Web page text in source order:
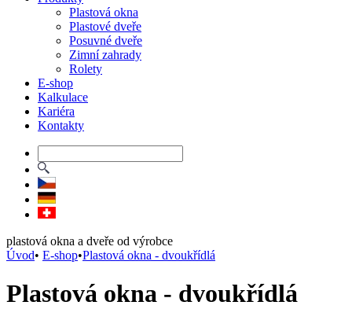
Plastová okna
Plastové dveře
Posuvné dveře
Zimní zahrady
Rolety
E-shop
Kalkulace
Kariéra
Kontakty
plastová okna a dveře od výrobce
Úvod• E-shop•Plastová okna - dvoukřídlá
Plastová okna - dvoukřídlá